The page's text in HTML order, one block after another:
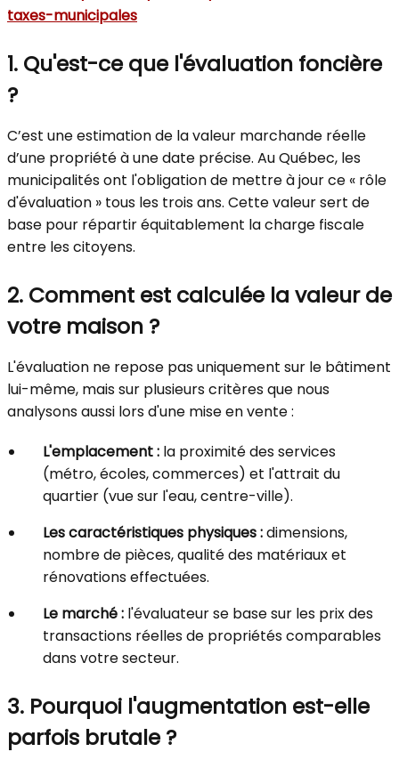
taxes-municipales
1. Qu'est-ce que l'évaluation foncière
?
C’est une estimation de la valeur marchande réelle
d’une propriété à une date précise. Au Québec, les
municipalités ont l'obligation de mettre à jour ce « rôle
d'évaluation » tous les trois ans. Cette valeur sert de
base pour répartir équitablement la charge fiscale
entre les citoyens.
2. Comment est calculée la valeur de
votre maison ?
L'évaluation ne repose pas uniquement sur le bâtiment
lui-même, mais sur plusieurs critères que nous
analysons aussi lors d'une mise en vente :
L'emplacement : la proximité des services
(métro, écoles, commerces) et l'attrait du
quartier (vue sur l'eau, centre-ville).
Les caractéristiques physiques :dimensions,
nombre de pièces, qualité des matériaux et
rénovations effectuées.
Le marché : l'évaluateur se base sur les prix des
transactions réelles de propriétés comparables
dans votre secteur.
3. Pourquoi l'augmentation est-elle
parfois brutale ?